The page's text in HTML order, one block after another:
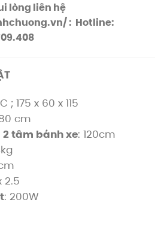
lòng liên hệ
: Hotline:
; 175 x 60 x 115
cm
tâm bánh xe: 120cm
2.5
: 200W